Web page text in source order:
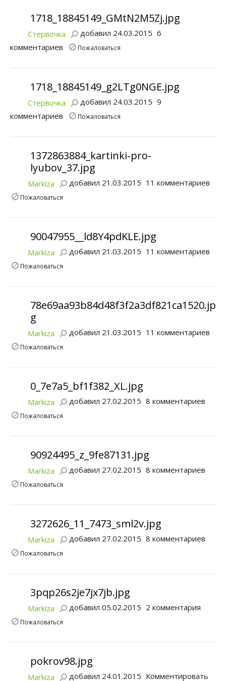
1718_18845149_GMtN2M5Zj.jpg
Стервочка добавил 24.03.2015 6
комментариев
Пожаловаться
1718_18845149_g2LTg0NGE.jpg
Стервочка добавил 24.03.2015 9
комментариев
Пожаловаться
1372863884_kartinki-pro-
lyubov_37.jpg
Markiza добавил 21.03.2015 11 комментариев
Пожаловаться
90047955__ld8Y4pdKLE.jpg
Markiza добавил 21.03.2015 11 комментариев
Пожаловаться
78e69aa93b84d48f3f2a3df821ca1520.jp
g
Markiza добавил 21.03.2015 11 комментариев
Пожаловаться
0_7e7a5_bf1f382_XL.jpg
Markiza добавил 27.02.2015 8 комментариев
Пожаловаться
90924495_z_9fe87131.jpg
Markiza добавил 27.02.2015 8 комментариев
Пожаловаться
3272626_11_7473_sml2v.jpg
Markiza добавил 27.02.2015 8 комментариев
Пожаловаться
3pqp26s2je7jx7jb.jpg
Markiza добавил 05.02.2015 2 комментария
Пожаловаться
pokrov98.jpg
Markiza добавил 24.01.2015 Комментировать